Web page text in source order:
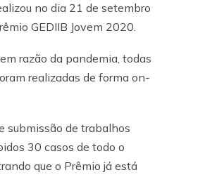
no dia 21 de setembro
GEDIIB Jovem 2020.
razão da pandemia, todas
realizadas de forma on-
submissão de trabalhos
30 casos de todo o
que o Prêmio já está